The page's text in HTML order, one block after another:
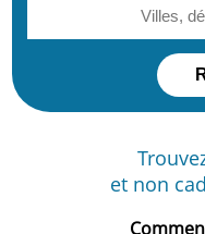
et non